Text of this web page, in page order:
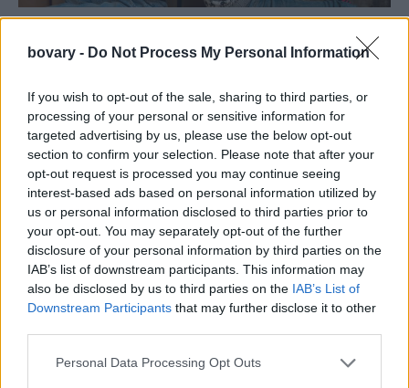
bovary - Do Not Process My Personal Information
If you wish to opt-out of the sale, sharing to third parties, or
processing of your personal or sensitive information for
targeted advertising by us, please use the below opt-out
section to confirm your selection. Please note that after your
opt-out request is processed you may continue seeing
interest-based ads based on personal information utilized by
us or personal information disclosed to third parties prior to
your opt-out. You may separately opt-out of the further
disclosure of your personal information by third parties on the
IAB’s list of downstream participants. This information may
also be disclosed by us to third parties on the IAB’s List of
Downstream Participants that may further disclose it to other
Personal Data Processing Opt Outs
Τα 4 ζώδια που πάντα τσακώνονται στα
χαμός
19 NOV 2022